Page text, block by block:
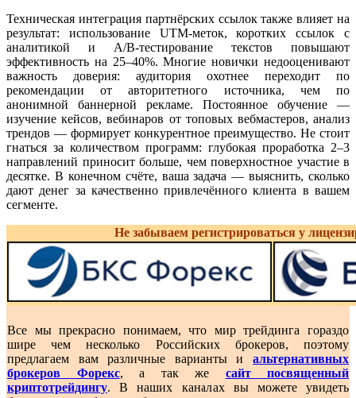
Техническая интеграция партнёрских ссылок также влияет на
результат: использование UTM-меток, коротких ссылок с
аналитикой и A/B-тестирование текстов повышают
эффективность на 25–40%. Многие новички недооценивают
важность доверия: аудитория охотнее переходит по
рекомендации от авторитетного источника, чем по
анонимной баннерной рекламе. Постоянное обучение —
изучение кейсов, вебинаров от топовых вебмастеров, анализ
трендов — формирует конкурентное преимущество. Не стоит
гнаться за количеством программ: глубокая проработка 2–3
направлений приносит больше, чем поверхностное участие в
десятке. В конечном счёте, ваша задача — выяснить, сколько
дают денег за качественно привлечённого клиента в вашем
сегменте.
Не забываем регистрироваться у
Все мы прекрасно понимаем, что мир трейдинга гораздо
шире чем несколько Российских брокеров, поэтому
предлагаем вам различные варианты и альтернативных
брокеров Форекс, а так же сайт посвященный
криптотрейдингу. В наших каналах вы можете увидеть